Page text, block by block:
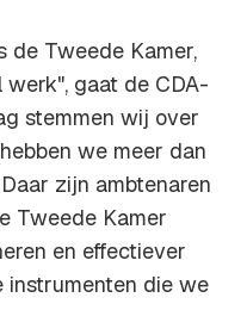
de Tweede Kamer,
gaat de CDA-
stemmen wij over
we meer dan
zijn ambtenaren
Tweede Kamer
en effectiever
instrumenten die we